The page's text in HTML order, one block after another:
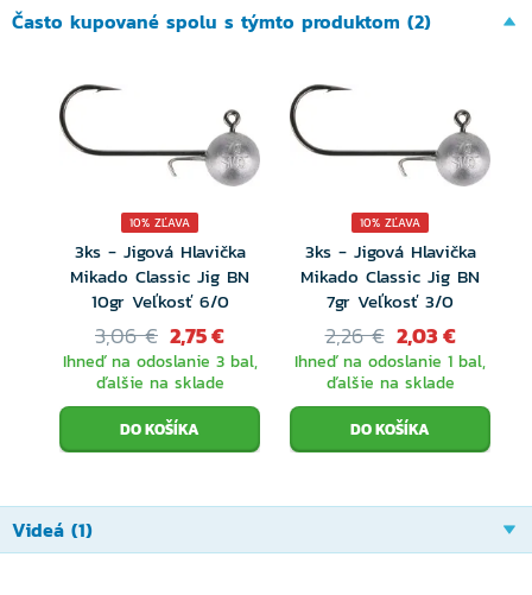
Často kupované spolu s týmto produktom (2)
10% ZĽAVA
3ks - Jigová Hlavička
Mikado Classic Jig BN
10gr Veľkosť 6/0
3,06 € 2,75 €
Ihneď na odoslanie 3 bal,
ďalšie na sklade
10% ZĽAVA
3ks - Jigová Hlavička
Mikado Classic Jig BN
7gr Veľkosť 3/0
2,26 € 2,03 €
Ihneď na odoslanie 1 bal,
ďalšie na sklade
Videá (1)